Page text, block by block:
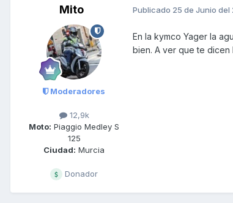
Mito
Moderadores
12,9k
Moto: Piaggio Medley S
125
Ciudad: Murcia
Donador
Publicado 25 de Junio del
En la kymco Yager la
bien. A ver que te